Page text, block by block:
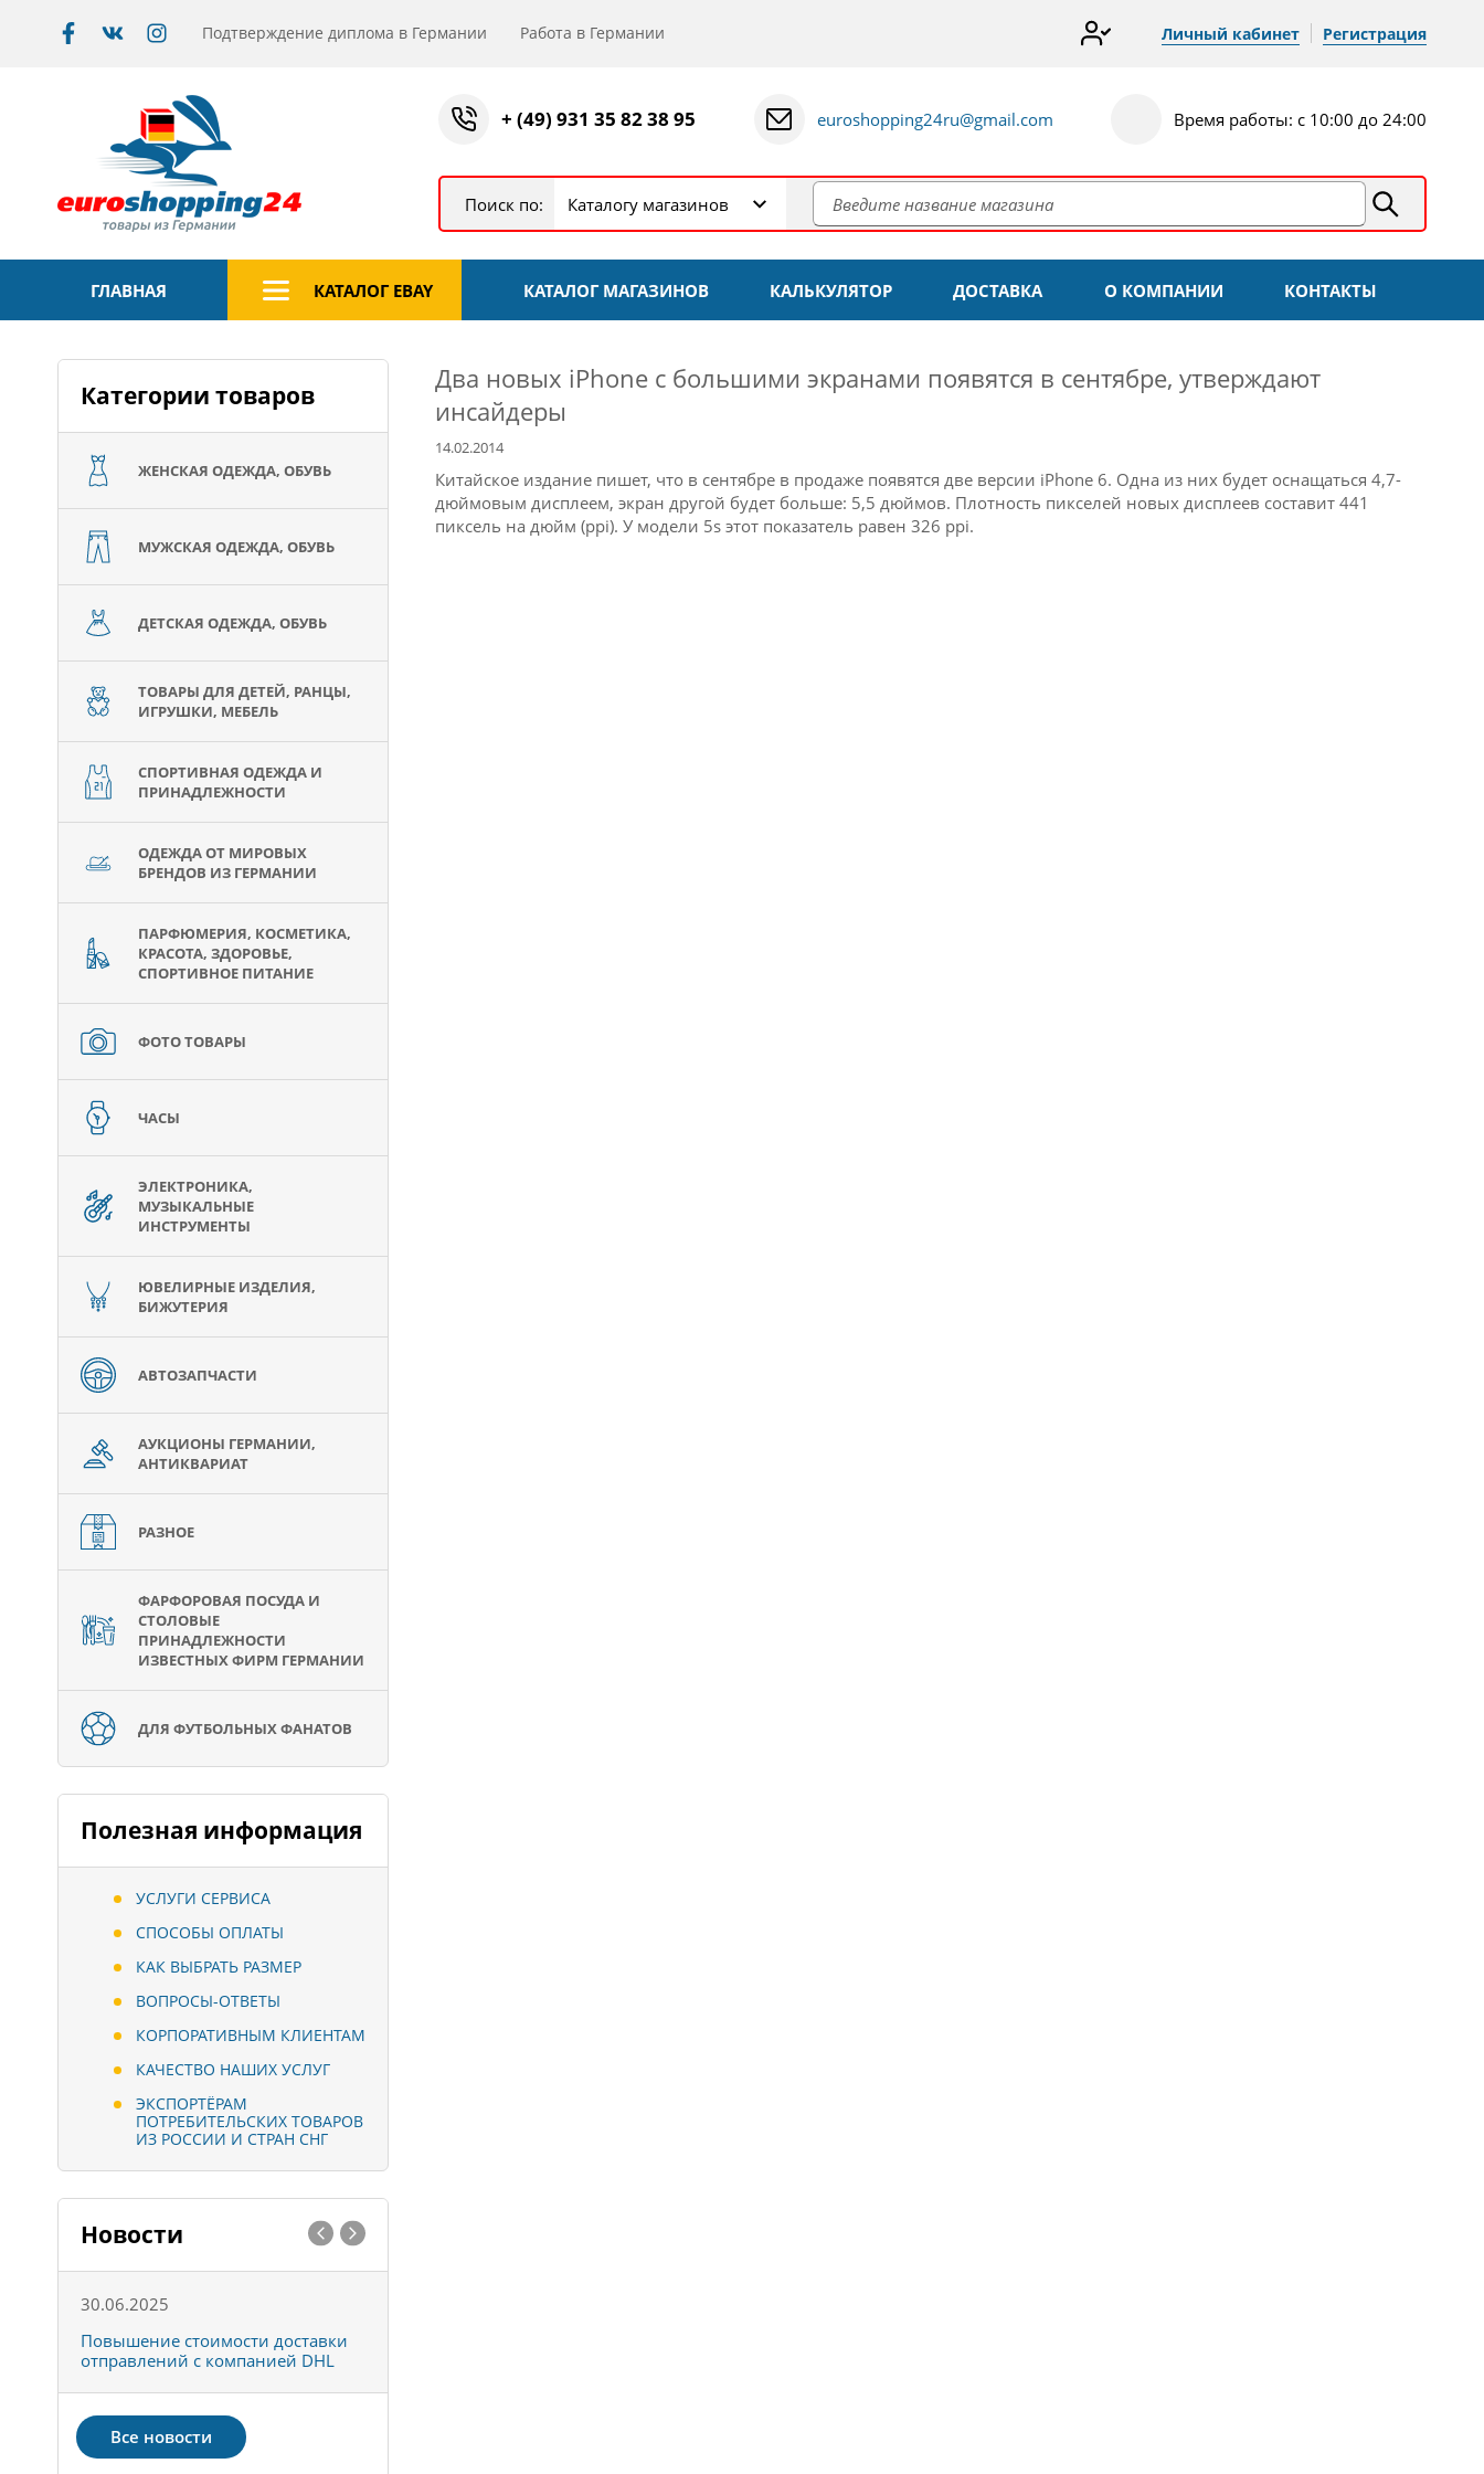
Подтверждение диплома в Германии Работа в Германии Личный кабинет Регистрация
+ (49) 931 35 82 38 95 euroshopping24ru@gmail.com Время работы: с 10:00 до 24:00
Поиск по: Каталогу магазинов
ГЛАВНАЯ КАТАЛОГ EBAY КАТАЛОГ МАГАЗИНОВ КАЛЬКУЛЯТОР ДОСТАВКА О КОМПАНИИ КОНТАКТЫ
Категории товаров
ЖЕНСКАЯ ОДЕЖДА, ОБУВЬ
МУЖСКАЯ ОДЕЖДА, ОБУВЬ
ДЕТСКАЯ ОДЕЖДА, ОБУВЬ
ТОВАРЫ ДЛЯ ДЕТЕЙ, РАНЦЫ,
ИГРУШКИ, МЕБЕЛЬ
СПОРТИВНАЯ ОДЕЖДА И
ПРИНАДЛЕЖНОСТИ
ОДЕЖДА ОТ МИРОВЫХ
БРЕНДОВ ИЗ ГЕРМАНИИ
ПАРФЮМЕРИЯ, КОСМЕТИКА,
КРАСОТА, ЗДОРОВЬЕ,
СПОРТИВНОЕ ПИТАНИЕ
ФОТО ТОВАРЫ
ЧАСЫ
ЭЛЕКТРОНИКА,
МУЗЫКАЛЬНЫЕ
ИНСТРУМЕНТЫ
ЮВЕЛИРНЫЕ ИЗДЕЛИЯ,
БИЖУТЕРИЯ
АВТОЗАПЧАСТИ
АУКЦИОНЫ ГЕРМАНИИ,
АНТИКВАРИАТ
РАЗНОЕ
ФАРФОРОВАЯ ПОСУДА И
СТОЛОВЫЕ
ПРИНАДЛЕЖНОСТИ
ИЗВЕСТНЫХ ФИРМ ГЕРМАНИИ
ДЛЯ ФУТБОЛЬНЫХ ФАНАТОВ
Полезная информация
УСЛУГИ СЕРВИСА
СПОСОБЫ ОПЛАТЫ
КАК ВЫБРАТЬ РАЗМЕР
ВОПРОСЫ-ОТВЕТЫ
КОРПОРАТИВНЫМ КЛИЕНТАМ
КАЧЕСТВО НАШИХ УСЛУГ
ЭКСПОРТЁРАМ
ПОТРЕБИТЕЛЬСКИХ ТОВАРОВ
ИЗ РОССИИ И СТРАН СНГ
Новости
30.06.2025
Повышение стоимости доставки
отправлений с компанией DHL
Все новости
Два новых iPhone с большими экранами появятся в сентябре, утверждают
инсайдеры
14.02.2014
Китайское издание пишет, что в сентябре в продаже появятся две версии iPhone 6. Одна из них будет оснащаться 4,7-
дюймовым дисплеем, экран другой будет больше: 5,5 дюймов. Плотность пикселей новых дисплеев составит 441
пиксель на дюйм (ppi). У модели 5s этот показатель равен 326 ppi.